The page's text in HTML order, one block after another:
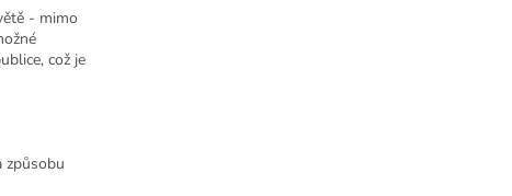
- mimo
což je
způsobu